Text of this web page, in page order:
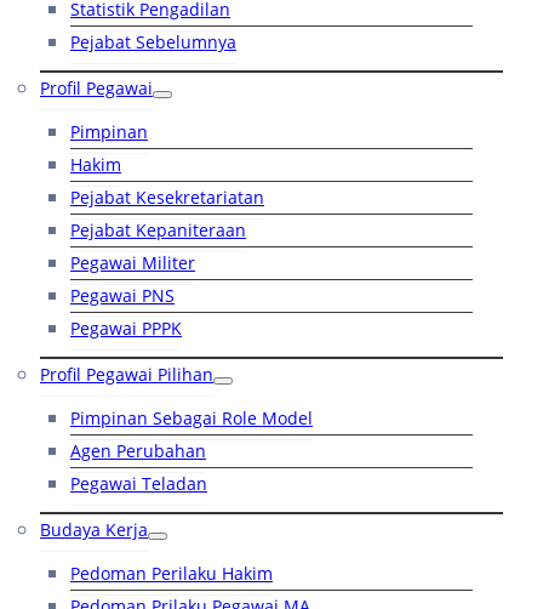
Statistik Pengadilan
Pejabat Sebelumnya
Profil Pegawai
Pimpinan
Hakim
Pejabat Kesekretariatan
Pejabat Kepaniteraan
Pegawai Militer
Pegawai PNS
Pegawai PPPK
Profil Pegawai Pilihan
Pimpinan Sebagai Role Model
Agen Perubahan
Pegawai Teladan
Budaya Kerja
Pedoman Perilaku Hakim